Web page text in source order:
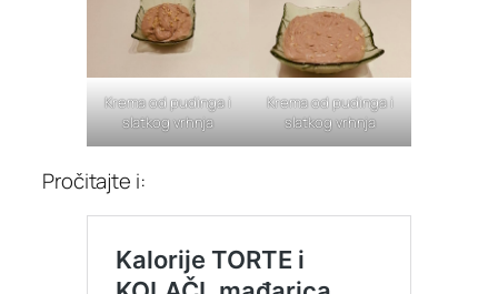
Krema od pudinga i
slatkog vrhnja
Krema od pudinga i
slatkog vrhnja
Pročitajte i: